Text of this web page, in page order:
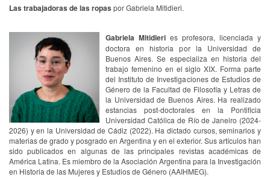
Las trabajadoras de las ropas por Gabriela Mitidieri.
Gabriela Mitidieri es profesora, licenciada y
doctora en historia por la Universidad de
Buenos Aires. Se especializa en historia del
trabajo femenino en el siglo XIX. Forma parte
del Instituto de Investigaciones de Estudios de
Género de la Facultad de Filosofía y Letras de
la Universidad de Buenos Aires. Ha realizado
estancias post-doctorales en la Pontificia
Universidad Católica de Río de Janeiro (2024-
2026) y en la Universidad de Cádiz (2022). Ha dictado cursos, seminarios y
materias de grado y posgrado en Argentina y en el exterior. Sus artículos han
sido publicados en algunas de las principales revistas académicas de
América Latina. Es miembro de la Asociación Argentina para la Investigación
en Historia de las Mujeres y Estudios de Género (AAIHMEG).